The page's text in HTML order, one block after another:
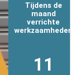
Tijdens de
maand
verrichte
11